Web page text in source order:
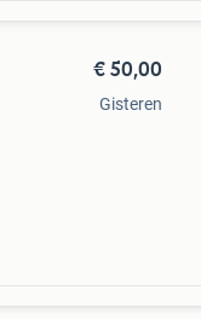
€ 50,00
Gisteren